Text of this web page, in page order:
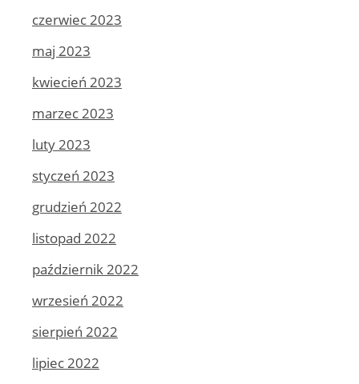
czerwiec 2023
maj 2023
kwiecień 2023
marzec 2023
luty 2023
styczeń 2023
grudzień 2022
listopad 2022
październik 2022
wrzesień 2022
sierpień 2022
lipiec 2022